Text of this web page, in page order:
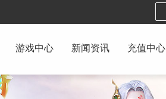
游戏中心 新闻资讯 充值中心